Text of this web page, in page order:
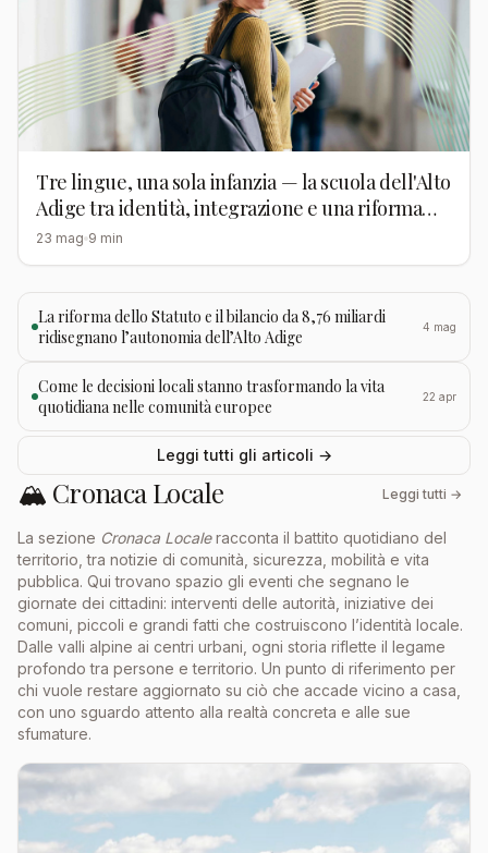
Tre lingue, una sola infanzia — la scuola dell'Alto
Adige tra identità, integrazione e una riforma
che nessuno vuole fare davvero
23 mag 9 min
La riforma dello Statuto e il bilancio da 8,76 miliardi
ridisegnano l’autonomia dell’Alto Adige
4 mag
Come le decisioni locali stanno trasformando la vita
quotidiana nelle comunità europee
22 apr
Leggi tutti gli articoli →
🏔️ Cronaca Locale Leggi tutti →
La sezione Cronaca Localeracconta il battito quotidiano del
territorio, tra notizie di comunità, sicurezza, mobilità e vita
pubblica. Qui trovano spazio gli eventi che segnano le
giornate dei cittadini: interventi delle autorità, iniziative dei
comuni, piccoli e grandi fatti che costruiscono l’identità locale.
Dalle valli alpine ai centri urbani, ogni storia riflette il legame
profondo tra persone e territorio. Un punto di riferimento per
chi vuole restare aggiornato su ciò che accade vicino a casa,
con uno sguardo attento alla realtà concreta e alle sue
sfumature.